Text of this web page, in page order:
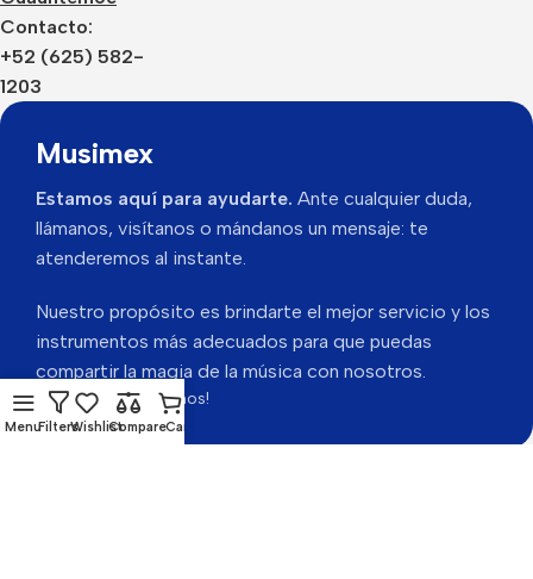
Contacto:
+52 (625) 582-
1203
Musimex
Estamos aquí para ayudarte. Ante cualquier duda,
llámanos, visítanos o mándanos un mensaje: te
atenderemos al instante.
Nuestro propósito es brindarte el mejor servicio y los
instrumentos más adecuados para que puedas
compartir la magia de la música con nosotros.
Gracias por visitarnos!
MenuFiltersWishlistCompareCart